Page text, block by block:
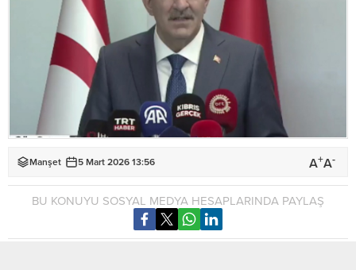
Manşet 5 Mart 2026 13:56 A+A-
BU KONUYU SOSYAL MEDYA HESAPLARINDA PAYLAŞ